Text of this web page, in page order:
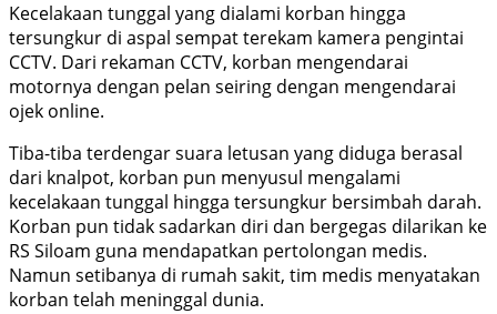
Kecelakaan tunggal yang dialami korban hingga
tersungkur di aspal sempat terekam kamera pengintai
CCTV. Dari rekaman CCTV, korban mengendarai
motornya dengan pelan seiring dengan mengendarai
ojek online.
Tiba-tiba terdengar suara letusan yang diduga berasal
dari knalpot, korban pun menyusul mengalami
kecelakaan tunggal hingga tersungkur bersimbah darah.
Korban pun tidak sadarkan diri dan bergegas dilarikan ke
RS Siloam guna mendapatkan pertolongan medis.
Namun setibanya di rumah sakit, tim medis menyatakan
korban telah meninggal dunia.